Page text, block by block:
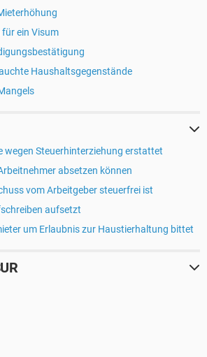
ein Visum
Haushaltsgegenstände
wegen Steuerhinterziehung erstattet
absetzen können
vom Arbeitgeber steuerfrei ist
aufsetzt
um Erlaubnis zur Haustierhaltung bittet